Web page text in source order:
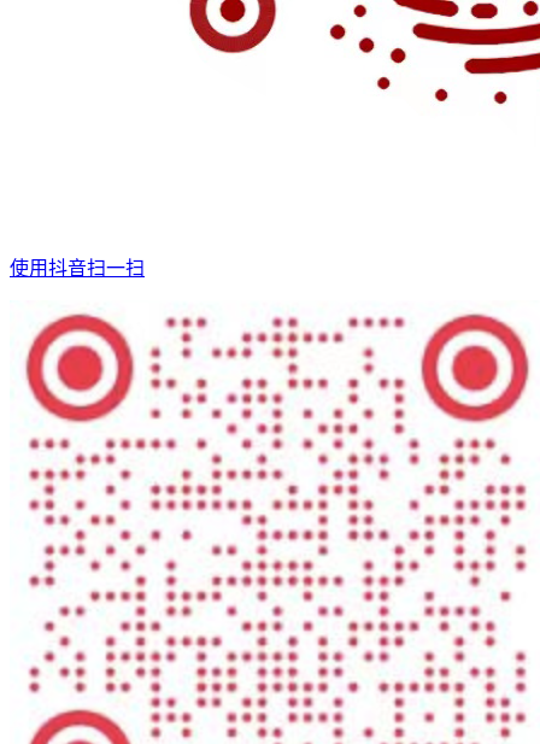
使用抖音扫一扫